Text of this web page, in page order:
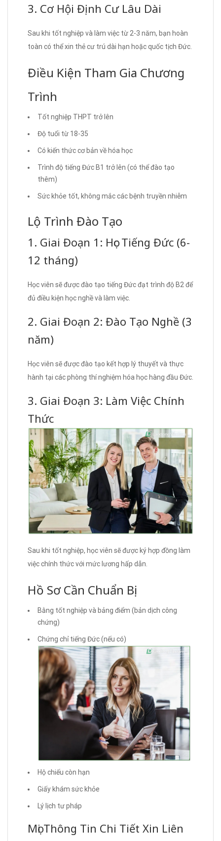
3. Cơ Hội Định Cư Lâu Dài
Sau khi tốt nghiệp và làm việc từ 2-3 năm, bạn hoàn
toàn có thể xin thẻ cư trú dài hạn hoặc quốc tịch Đức.
Điều Kiện Tham Gia Chương
Trình
Tốt nghiệp THPT trở lên
Độ tuổi từ 18-35
Có kiến thức cơ bản về hóa học
Trình độ tiếng Đức B1 trở lên (có thể đào tạo
thêm)
Sức khỏe tốt, không mắc các bệnh truyền nhiễm
Lộ Trình Đào Tạo
1. Giai Đoạn 1: Học Tiếng Đức (6-
12 tháng)
Học viên sẽ được đào tạo tiếng Đức đạt trình độ B2 để
đủ điều kiện học nghề và làm việc.
2. Giai Đoạn 2: Đào Tạo Nghề (3
năm)
Học viên sẽ được đào tạo kết hợp lý thuyết và thực
hành tại các phòng thí nghiệm hóa học hàng đầu Đức.
3. Giai Đoạn 3: Làm Việc Chính
Thức
Sau khi tốt nghiệp, học viên sẽ được ký hợp đồng làm
việc chính thức với mức lương hấp dẫn.
Hồ Sơ Cần Chuẩn Bị
Bằng tốt nghiệp và bảng điểm (bản dịch công
chứng)
Chứng chỉ tiếng Đức (nếu có)
Hộ chiếu còn hạn
Giấy khám sức khỏe
Lý lịch tư pháp
Mọi Thông Tin Chi Tiết Xin Liên